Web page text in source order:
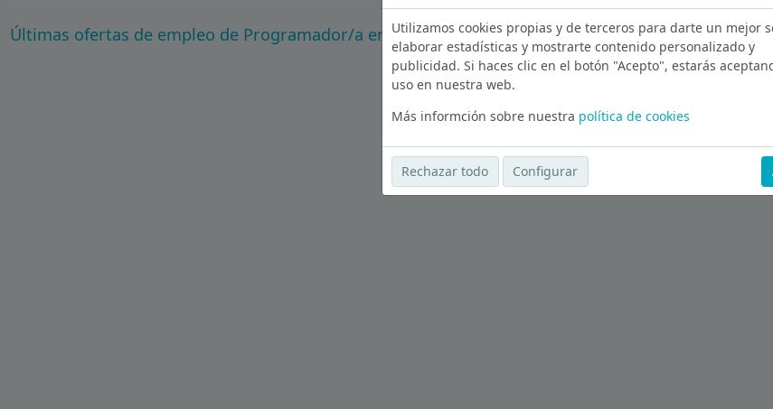
Últimas ofertas de empleo de Programador/a en Madrid
Ver más ofertas
Utilizamos cookies propias y de terceros para darte un mejor
elaborar estadísticas y mostrarte contenido personalizado y
publicidad. Si haces clic en el botón "Acepto", estarás
uso en nuestra web.
Más informción sobre nuestra política de cookies
Rechazar todo Configurar